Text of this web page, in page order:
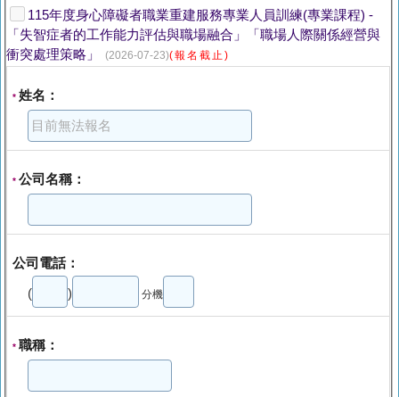
115年度身心障礙者職業重建服務專業人員訓練(專業課程) -
「失智症者的工作能力評估與職場融合」「職場人際關係經營與
衝突處理策略」
(2026-07-23)(報名截止)
* 姓名：
* 公司名稱：
公司電話：
( ) 分機
* 職稱：